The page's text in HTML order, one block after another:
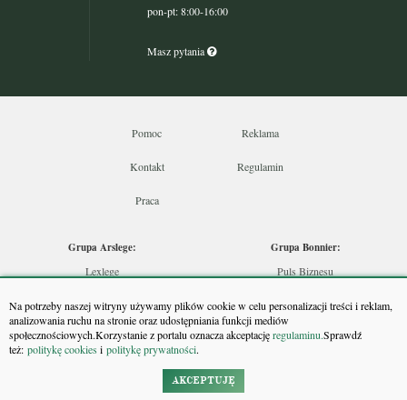
Na potrzeby naszej witryny używamy plików cookie w celu personalizacji treści i reklam,
analizowania ruchu na stronie oraz udostępniania funkcji mediów
społecznościowych.Korzystanie z portalu oznacza akceptacjęregulaminu.Sprawdź
też: politykę cookiesi politykę prywatności.
AKCEPTUJĘ
pon-pt: 8:00-16:00
Masz pytania
Pomoc Reklama
Kontakt Regulamin
Praca
Grupa Arslege:
Lexlege
Skarbowcy
Urzędnik
Rzeczoznawca
Grupa Bonnier:
Puls Biznesu
Puls Medycyny
Monitor Firm